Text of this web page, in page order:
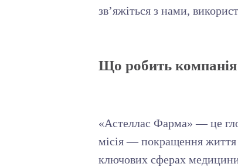
зв’яжіться з нами,
Що робить компанія
«Астеллас Фарма» — це
місія — покращення життя
ключових сферах